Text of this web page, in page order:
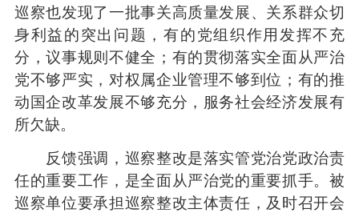
巡察也发现了一批事关高质量发展、关系群众切
身利益的突出问题，有的党组织作用发挥不充
分，议事规则不健全；有的贯彻落实全面从严治
党不够严实，对权属企业管理不够到位；有的推
动国企改革发展不够充分，服务社会经济发展有
所欠缺。
反馈强调，巡察整改是落实管党治党政治责
任的重要工作，是全面从严治党的重要抓手。被
巡察单位要承担巡察整改主体责任，及时召开会